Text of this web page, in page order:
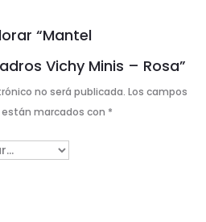
“Mantel
Vichy Minis – Rosa”
no será publicada. Los campos
marcados con *